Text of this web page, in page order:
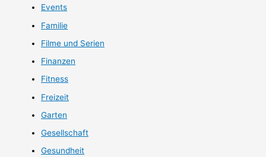
Events
Familie
Filme und Serien
Finanzen
Fitness
Freizeit
Garten
Gesellschaft
Gesundheit